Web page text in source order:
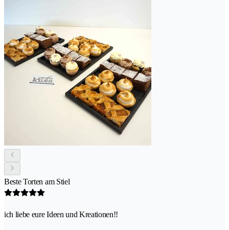
Beste Torten am Stiel
ich liebe eure Ideen und Kreationen!!